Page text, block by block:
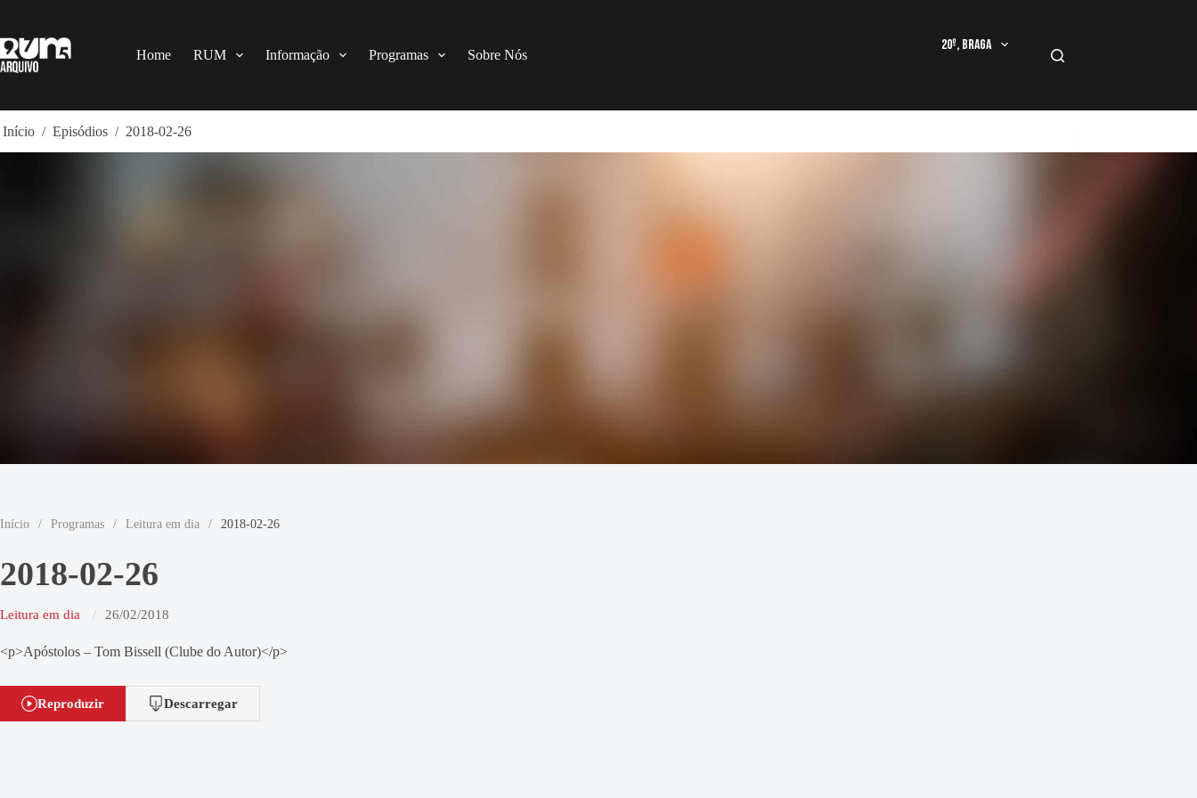
o
conteúdo
Home RUM Informação Programas Sobre Nós
20º, Braga
Início / Episódios / 2018-02-26
Início / Programas / Leitura em dia / 2018-02-26
2018-02-26
Leitura em dia 26/02/2018
<p>Apóstolos – Tom Bissell (Clube do Autor)</p>
Reproduzir Descarregar